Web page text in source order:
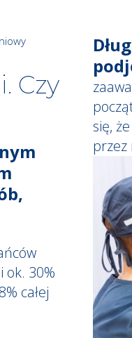
Czy
ok. 30%
całej
się,
przez